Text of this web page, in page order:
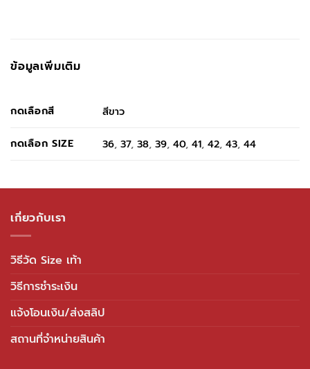
ข้อมูลเพิ่มเติม
กดเลือกสี สีขาว
กดเลือก SIZE 36,37,38,39,40,41,42,43,44
เกี่ยวกับเรา
วิธีวัด Size เท้า
วิธีการชำระเงิน
แจ้งโอนเงิน/ส่งสลิป
สถานที่จำหน่ายสินค้า